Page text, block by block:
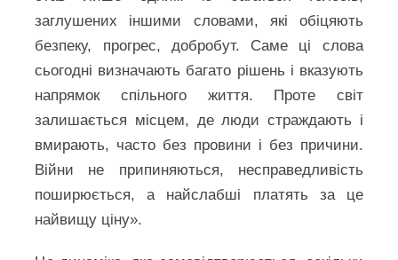
заглушених іншими словами, які обіцяють
безпеку, прогрес, добробут. Саме ці слова
сьогодні визначають багато рішень і вказують
напрямок спільного життя. Проте світ
залишається місцем, де люди страждають і
вмирають, часто без провини і без причини.
Війни не припиняються, несправедливість
поширюється, а найслабші платять за це
найвищу ціну».